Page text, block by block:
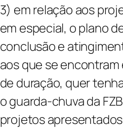
3) em relação aos
em especial, o plano
conclusão e
aos que se
de duração, quer
o guarda-chuva da
projetos